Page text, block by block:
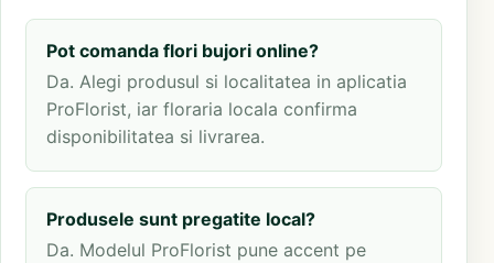
Pot comanda flori bujori online?
Da. Alegi produsul si localitatea in aplicatia
ProFlorist, iar floraria locala confirma
disponibilitatea si livrarea.
Produsele sunt pregatite local?
Da. Modelul ProFlorist pune accent pe